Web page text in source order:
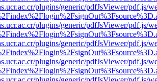
plugins/generic/pdfJsViewer/pdf.js/
plugins/generic/pdfJsViewer/pdf.js/
plugins/generic/pdfJsViewer/pdf.js/
plugins/generic/pdfJsViewer/pdf.js/